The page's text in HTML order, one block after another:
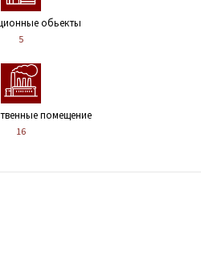
обьекты
5
помещение
16